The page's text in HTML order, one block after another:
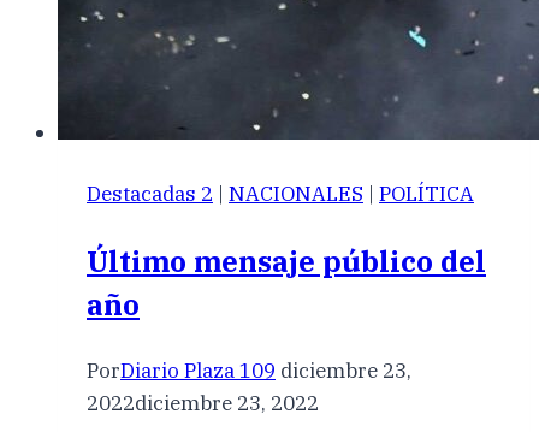
Destacadas 2 | NACIONALES | POLÍTICA
Último mensaje público del
año
PorDiario Plaza 109 diciembre 23,
2022diciembre 23, 2022